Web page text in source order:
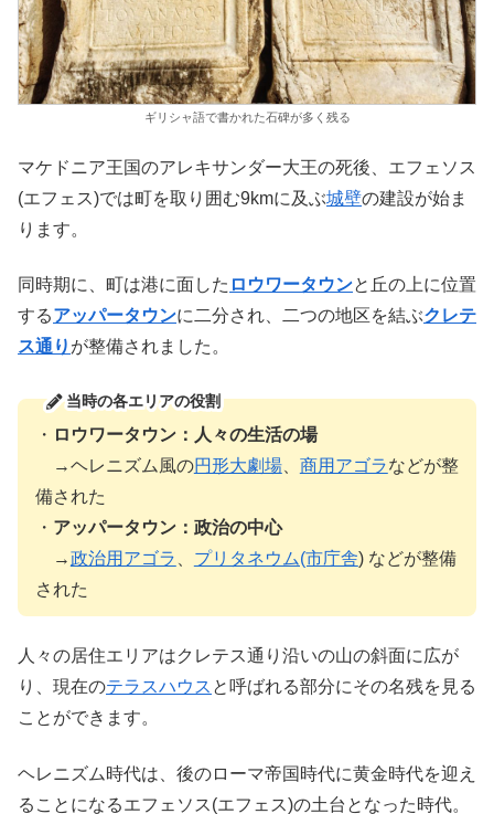
ギリシャ語で書かれた石碑が多く残る
マケドニア王国のアレキサンダー大王の死後、エフェソス
(エフェス)では町を取り囲む9kmに及ぶ城壁の建設が始ま
ります。
同時期に、町は港に面した ロウワータウンと丘の上に位置
するアッパータウンに二分され、二つの地区を結ぶクレテ
ス通り が整備されました。
当時の各エリアの役割
・ ロウワータウン：人々の生活の場
→ヘレニズム風の円形大劇場、 商用アゴラなどが整
備された
・ アッパータウン：政治の中心
→政治用アゴラ 、 プリタネウム(市庁舎) などが整備
された
人々の居住エリアはクレテス通り沿いの山の斜面に広が
り、現在のテラスハウス と呼ばれる部分にその名残を見る
ことができます。
ヘレニズム時代は、後のローマ帝国時代に黄金時代を迎え
ることになるエフェソス(エフェス)の土台となった時代。